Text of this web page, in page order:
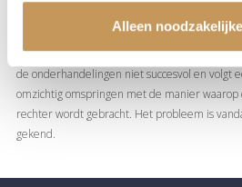
Alleen
scheiding verdient onderhandelen en
wanneer een van de partners een narcist is,
de onderhandelingen niet succesvol en volgt
omzichtig omspringen met de manier
rechter wordt gebracht. Het probleem is
gekend.